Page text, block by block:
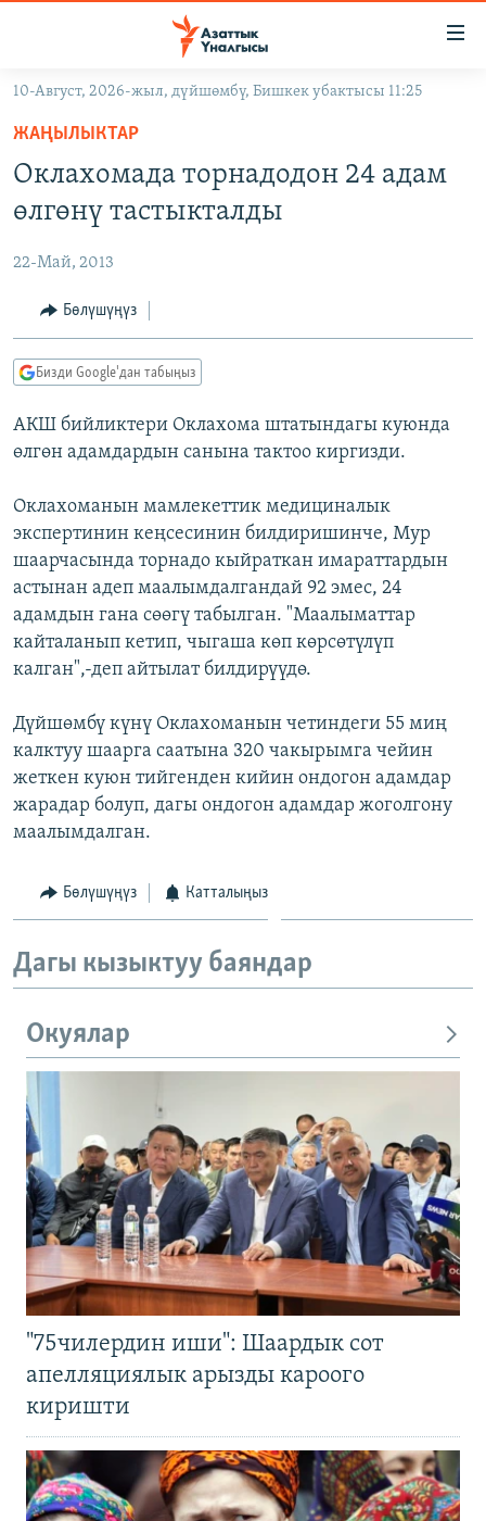
Навигацияга
өтүңүз
Издөөгө
салыңыз
ЭКОНОМИКА
МАДАНИЯТ
БОРБОР АЗИЯ
УКРАИНА
АТАЙЫН ИЛИКТӨӨ
ТВ ПРОГРАММАЛАР
ЭКСПЕРТТЕР ТАЛДАЙТ
БИЗ ЖАНА ДҮЙНӨ
ЭЖЕ-СИҢДИЛЕР
АЗАТТЫК+
ЫҢГАЙСЫЗ СУРООЛОР
ӨЗГӨЧӨ ПИКИР
Русский
ОНЛАЙН ШЕРИНЕ
ЭЕ/АРнун бардык сайттары
10-Август, 2026-жыл, дүйшөмбү, Бишкек убактысы 11:25
ЖАҢЫЛЫКТАР
Оклахомада торнадодон 24 адам
өлгөнү тастыкталды
22-Май, 2013
Бөлүшүңүз
Бизди Google'дан табыңыз
АКШ бийликтери Оклахома штатындагы куюнда
өлгөн адамдардын санына тактоо киргизди.
Оклахоманын мамлекеттик медициналык
экспертинин кеңсесинин билдиришинче, Мур
шаарчасында торнадо кыйраткан имараттардын
астынан адеп маалымдалгандай 92 эмес, 24
адамдын гана сөөгү табылган. "Маалыматтар
кайталанып кетип, чыгаша көп көрсөтүлүп
калган",-деп айтылат билдирүүдө.
Дүйшөмбү күнү Оклахоманын четиндеги 55 миң
калктуу шаарга саатына 320 чакырымга чейин
жеткен куюн тийгенден кийин ондогон адамдар
жарадар болуп, дагы ондогон адамдар жоголгону
маалымдалган.
Бөлүшүңүз Катталыңыз
Дагы кызыктуу баяндар
Окуялар
"75чилердин иши": Шаардык сот
апелляциялык арызды кароого
киришти